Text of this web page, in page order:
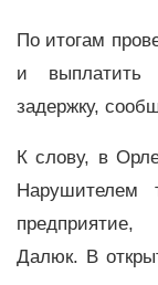
По итогам
и выплатить
задержку,
К слову, в
Нарушителем
предприятие,
Далюк. В